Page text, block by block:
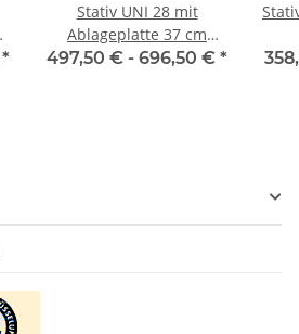
*
Stativ UNI 28 mit
Ablageplatte 37 cm
(max. Höhe 163 cm)
497,50 € - 696,50 € *